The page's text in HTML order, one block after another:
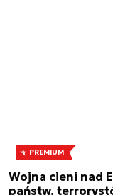
PREMIUM
Wojna cieni nad
państw,